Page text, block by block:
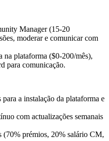
Manager (15-20
moderar e comunicar com
na plataforma ($0-200/mês),
para comunicação.
para a instalação da plataforma e
com actualizações semanais
(70% prémios, 20% salário CM,